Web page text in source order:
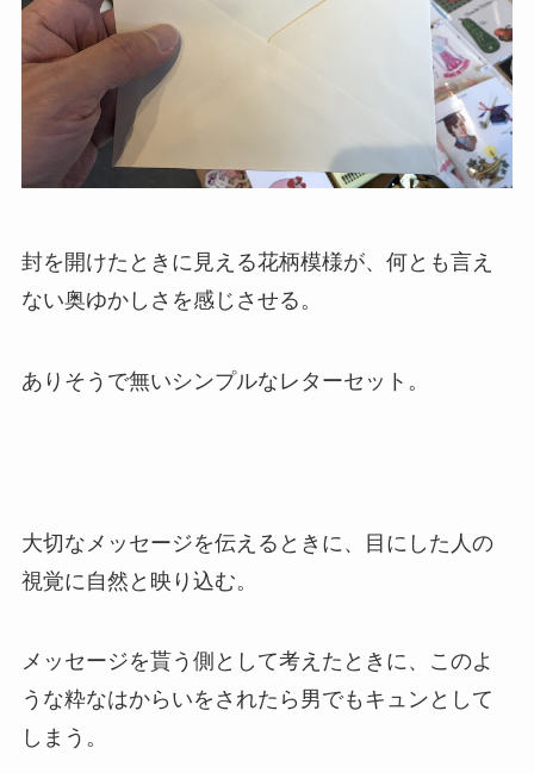
封を開けたときに見える花柄模様が、何とも言え
ない奥ゆかしさを感じさせる。
ありそうで無いシンプルなレターセット。
大切なメッセージを伝えるときに、目にした人の
視覚に自然と映り込む。
メッセージを貰う側として考えたときに、このよ
うな粋なはからいをされたら男でもキュンとして
しまう。